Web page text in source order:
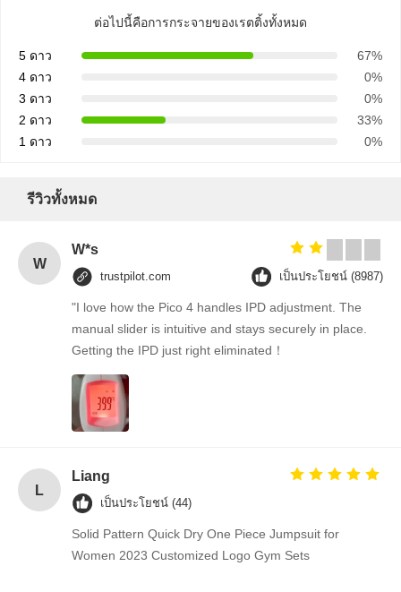
ต่อไปนี้คือการกระจายของเรตติ้งทั้งหมด
5 ดาว
67%
4 ดาว
0%
3 ดาว
0%
2 ดาว
33%
1 ดาว
0%
รีวิวทั้งหมด
W
W*s
trustpilot.com เป็นประโยชน์ (8987)
"I love how the Pico 4 handles IPD adjustment. The
manual slider is intuitive and stays securely in place.
Getting the IPD just right eliminated！
L
Liang
เป็นประโยชน์ (44)
Solid Pattern Quick Dry One Piece Jumpsuit for
Women 2023 Customized Logo Gym Sets